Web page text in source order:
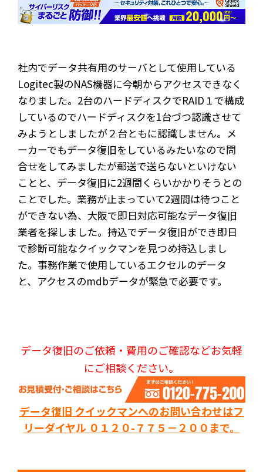
社内でデータ共有用のサーバとして使用している
Logitec製のNAS機器に今朝からアクセスできなく
なりました。2台のハードディスクでRAID１で構成
しているのでハードディスクを1台づつ認識させて
みようとしましたが２台ともに認識しません。メ
ーカーでもデータ復旧をしているみたいなので問
合せをしてみましたが郵送で送らないといけない
ことと、データ復旧に2週間くらいかかりそうとの
ことでした。業務が止まっていて2週間は待つこと
ができない為、大阪で即日対応可能なデータ復旧
業者を探しました。持込でデータ復旧ができ即日
で診断可能なクイックマンを見つめ持込しまし
た。事務作業で使用しているエクセルのデータ
と、アクセスのmdbデータが緊急で必要です。
データ復旧のご依頼・費用のご確認などお気軽
にご相談ください。
データ復旧 クイックマンへのお問い合わせはフ
リーダイヤル ０１２０-７７５－２００まで。